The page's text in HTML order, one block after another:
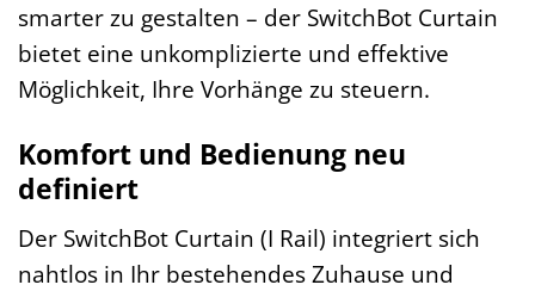
smarter zu gestalten – der SwitchBot Curtain
bietet eine unkomplizierte und effektive
Möglichkeit, Ihre Vorhänge zu steuern.
Komfort und Bedienung neu
definiert
Der SwitchBot Curtain (I Rail) integriert sich
nahtlos in Ihr bestehendes Zuhause und